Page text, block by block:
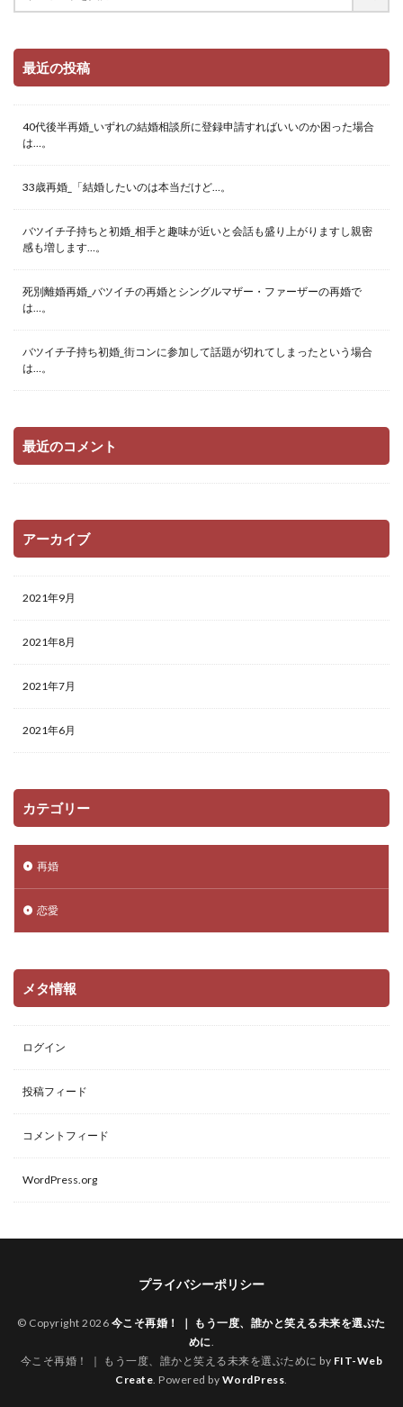
最近の投稿
40代後半再婚_いずれの結婚相談所に登録申請すればいいのか困った場合
は…。
33歳再婚_「結婚したいのは本当だけど…。
バツイチ子持ちと初婚_相手と趣味が近いと会話も盛り上がりますし親密
感も増します…。
死別離婚再婚_バツイチの再婚とシングルマザー・ファーザーの再婚で
は…。
バツイチ子持ち初婚_街コンに参加して話題が切れてしまったという場合
は…。
最近のコメント
アーカイブ
2021年9月
2021年8月
2021年7月
2021年6月
カテゴリー
再婚
恋愛
メタ情報
ログイン
投稿フィード
コメントフィード
WordPress.org
プライバシーポリシー
© Copyright 2026 今こそ再婚！ ｜ もう一度、誰かと笑える未来を選ぶた
めに.
今こそ再婚！ ｜ もう一度、誰かと笑える未来を選ぶために by FIT-Web
Create. Powered by WordPress.